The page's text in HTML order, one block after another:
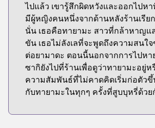
ไปแล้ว เขารู้สึกผิดหวังและออกไปห
มีผู้หญิงคนหนึ่งจากด้านหลังร้านเรีย
นั่น เธอคือทายามะ สาวที่กล้าหาญ
ขัน เธอไม่ลังเลที่จะพูดถึงความสนใ
ต่อยามาดะ ตอนนี้นอกจากการไปหา
ซากิยังไปที่ร้านเพื่อดูว่าทายามะอยู่ห
ความสัมพันธ์ที่ไม่คาดคิดเริ่มก่อตัวขึ้
กับทายามะในทุกๆ ครั้งที่สูบบุหรี่ด้ว